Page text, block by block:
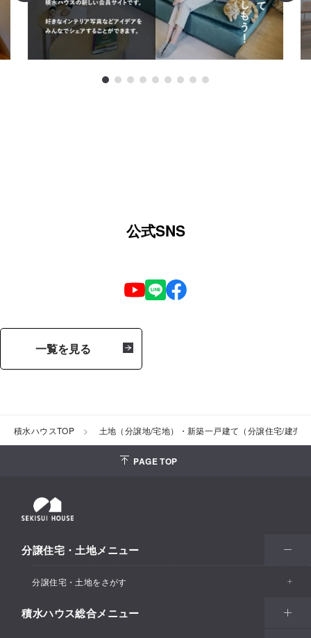
公式SNS
一覧を見る
積水ハウスTOP 土地（分譲地/宅地）・新築一戸建て（分譲住宅/建売
PAGE TOP
分譲住宅・土地メニュー
分譲住宅・土地をさがす
エリアからさがす
積水ハウス総合メニュー